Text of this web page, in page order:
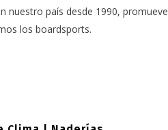
nuestro país desde 1990,
los boardsports.